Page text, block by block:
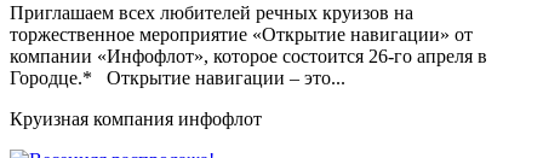
Приглашаем всех любителей речных круизов на
торжественное мероприятие «Открытие навигации» от
компании «Инфофлот», которое состоится 26-го апреля в
Городце.* Открытие навигации – это...
Круизная компания инфофлот